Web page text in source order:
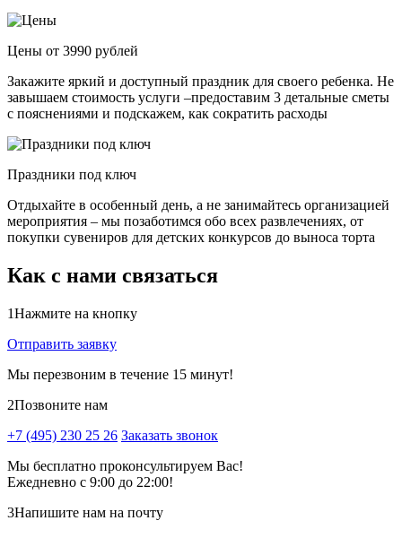
Цены от 3990 рублей
Закажите яркий и доступный праздник для своего ребенка. Не
завышаем стоимость услуги –предоставим 3 детальные сметы
с пояснениями и подскажем, как сократить расходы
Праздники под ключ
Отдыхайте в особенный день, а не занимайтесь организацией
мероприятия – мы позаботимся обо всех развлечениях, от
покупки сувениров для детских конкурсов до выноса торта
Как с нами связаться
1Нажмите на кнопку
Отправить заявку
Мы перезвоним в течение 15 минут!
2Позвоните нам
+7 (495) 230 25 26 Заказать звонок
Мы бесплатно проконсультируем Вас!
Ежедневно с 9:00 до 22:00!
3Напишите нам на почту